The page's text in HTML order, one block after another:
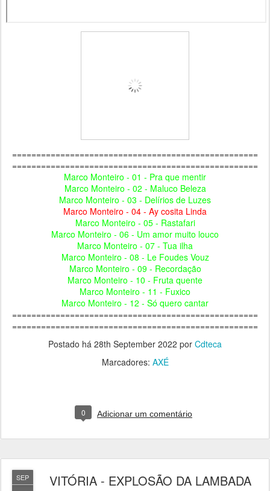
===================================================
===================================================
Marco Monteiro - 01 - Pra que mentir
Marco Monteiro - 02 - Maluco Beleza
Marco Monteiro - 03 - Delírios de Luzes
Marco Monteiro - 04 - Ay cosita Linda
Marco Monteiro - 05 - Rastafari
Marco Monteiro - 06 - Um amor muito louco
Marco Monteiro - 07 - Tua ilha
Marco Monteiro - 08 - Le Foudes Vouz
Marco Monteiro - 09 - Recordação
Marco Monteiro - 10 - Fruta quente
Marco Monteiro - 11 - Fuxico
Marco Monteiro - 12 - Só quero cantar
===================================================
===================================================
Postado há 28th September 2022 por Cdteca
Marcadores: AXÉ
0 Adicionar um comentário
SEP
VITÓRIA - EXPLOSÃO DA LAMBADA